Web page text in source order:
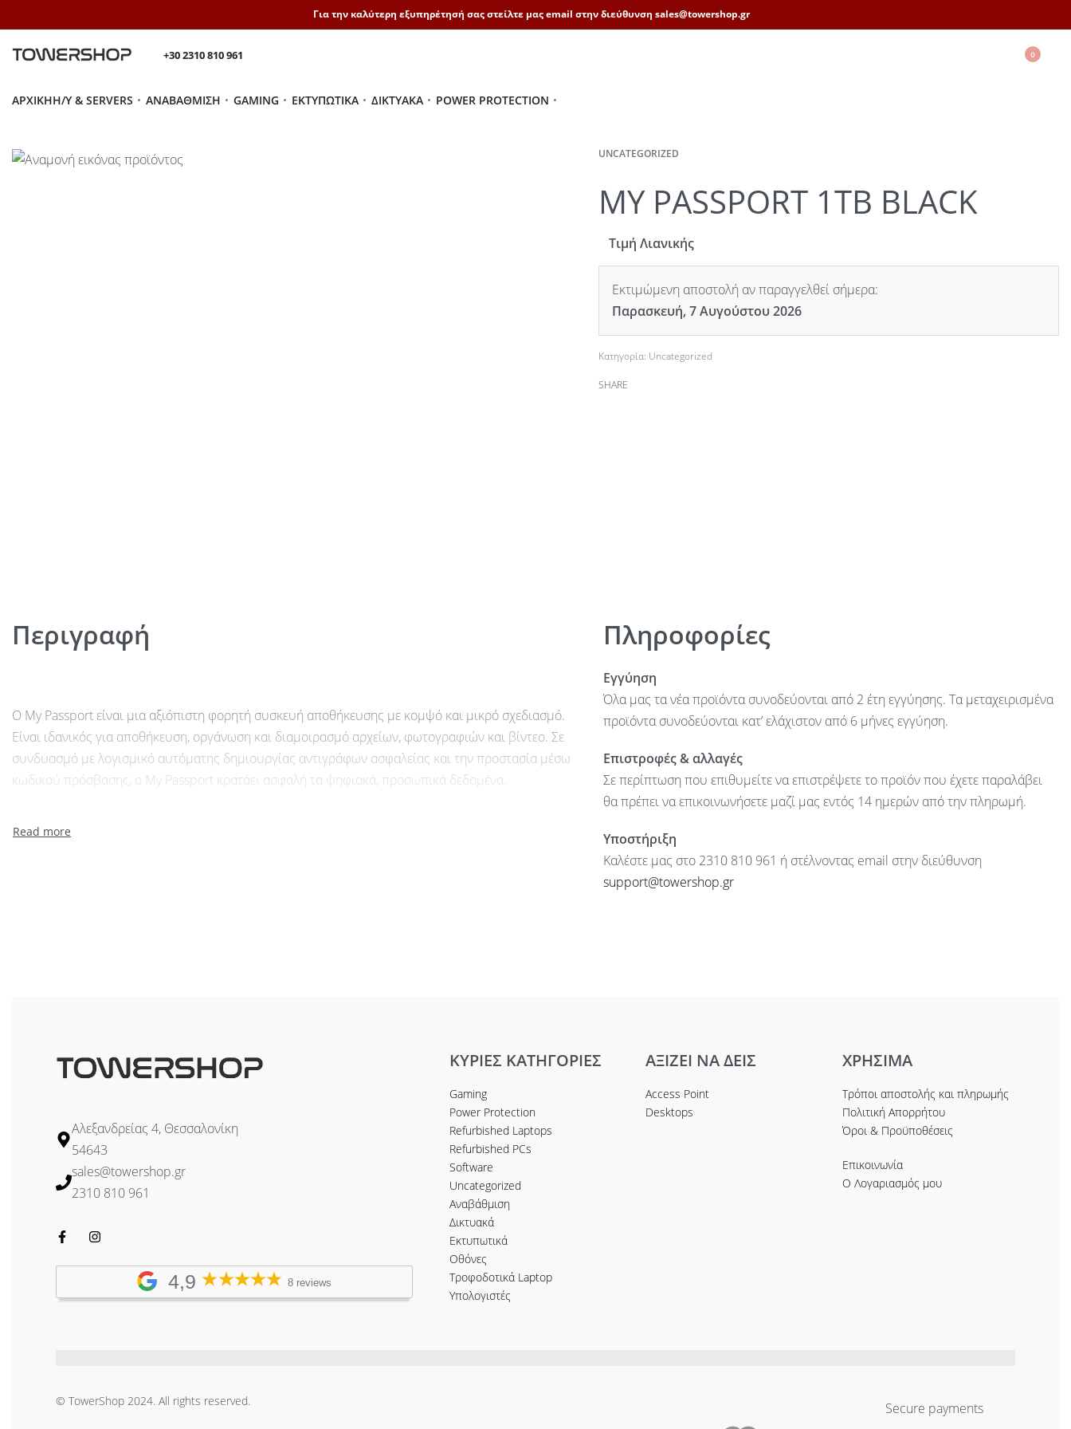
Για την καλύτερη εξυπηρέτησή σας στείλτε μας email στην διεύθυνση sales@towershop.gr
+30 2310 810 961 0
ΑΡΧΙΚΉH/Y & SERVERS ΑΝΑΒΆΘΜΙΣΗ GAMING ΕΚΤΥΠΩΤΙΚΆ ΔΙΚΤΥΑΚΆ POWER PROTECTION
UNCATEGORIZED
MY PASSPORT 1TB BLACK
Τιμή Λιανικής
Εκτιμώμενη αποστολή αν παραγγελθεί σήμερα:
Παρασκευή, 7 Αυγούστου 2026
Κατηγορία: Uncategorized
SHARE
Περιγραφή
Ο My Passport είναι μια αξιόπιστη φορητή συσκευή αποθήκευσης με κομψό και μικρό σχεδιασμό.
Είναι ιδανικός για αποθήκευση, οργάνωση και διαμοιρασμό αρχείων, φωτογραφιών και βίντεο. Σε
συνδυασμό με λογισμικό αυτόματης δημιουργίας αντιγράφων ασφαλείας και την προστασία μέσω
κωδικού πρόσβασης, ο My Passport κρατάει ασφαλή τα ψηφιακά, προσωπικά δεδομένα.
Πληροφορίες
Εγγύηση
Όλα μας τα νέα προϊόντα συνοδεύονται από 2 έτη εγγύησης. Τα μεταχειρισμένα
προϊόντα συνοδεύονται κατ’ ελάχιστον από 6 μήνες εγγύηση.
Επιστροφές & αλλαγές
Σε περίπτωση που επιθυμείτε να επιστρέψετε το προϊόν που έχετε παραλάβει
θα πρέπει να επικοινωνήσετε μαζί μας εντός 14 ημερών από την πληρωμή.
Υποστήριξη
Καλέστε μας στο 2310 810 961 ή στέλνοντας email στην διεύθυνση
support@towershop.gr
Αλεξανδρείας 4, Θεσσαλονίκη
54643
sales@towershop.gr
2310 810 961
4,9 8 reviews
ΚΥΡΙΕΣ ΚΑΤΗΓΟΡΙΕΣ
Gaming
Power Protection
Refurbished Laptops
Refurbished PCs
Software
Uncategorized
Αναβάθμιση
Δικτυακά
Εκτυπωτικά
Οθόνες
Τροφοδοτικά Laptop
Υπολογιστές
ΑΞΙΖΕΙ ΝΑ ΔΕΙΣ
Access Point
Desktops
ΧΡΗΣΙΜΑ
Τρόποι αποστολής και πληρωμής
Πολιτική Απορρήτου
Όροι & Προϋποθέσεις
Επικοινωνία
Ο Λογαριασμός μου
© TowerShop 2024. All rights reserved. Secure payments